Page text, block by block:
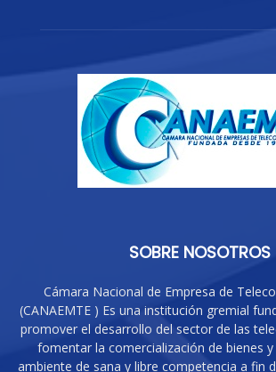
SOBRE NOSOTROS
Cámara Nacional de Empresa de
(CANAEMTE ) Es una institución gremial
promover el desarrollo del sector de las
fomentar la comercialización de bienes
ambiente de sana y libre competencia a fin